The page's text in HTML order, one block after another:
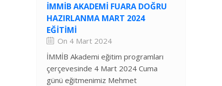
İMMİB AKADEMI FUARA DOĞRU
HAZIRLANMA MART 2024
EĞITIMI
On 4 Mart 2024
İMMİB Akademi eğitim programları
çerçevesinde 4 Mart 2024 Cuma
günü eğitmenimiz Mehmet